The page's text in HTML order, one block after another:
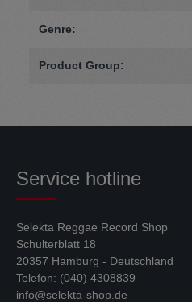
Genre:
Product Group:
Service hotline
Selekta Reggae Record Shop
Schulterblatt 18
20357 Hamburg - Deutschland
Telefon: (040) 4308839
info@selekta-shop.de